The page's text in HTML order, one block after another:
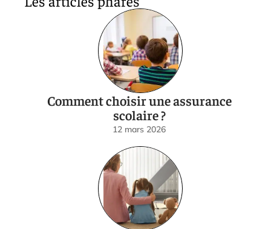
Comment choisir une assurance
scolaire ?
12 mars 2026